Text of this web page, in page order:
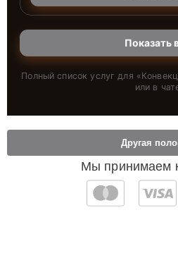
Показать
Полный список услуг для «
или в
Мы принимаем
Другая